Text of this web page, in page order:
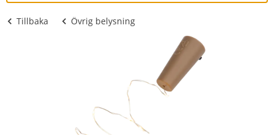
Tillbaka Övrig belysning